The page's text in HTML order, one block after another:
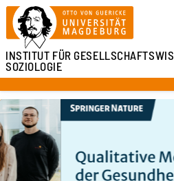
INSTITUT FÜR
SOZIOLOGIE